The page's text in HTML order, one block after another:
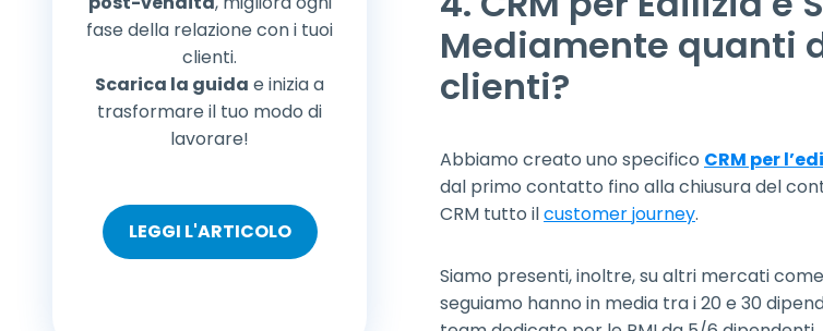
Mediamente quanti
clienti?
Abbiamo creato uno specifico CRM per
dal primo contatto fino alla chiusura del
CRM tutto ilcustomer journey.
Siamo presenti, inoltre, su altri mercati
seguiamo hanno in media tra i 20 e 30
fase della relazione con i tuoi
clienti.
Scarica la guida e inizia a
trasformare il tuo modo di
lavorare!
LEGGI L'ARTICOLO